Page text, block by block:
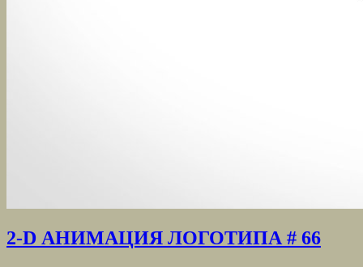
2-D АНИМАЦИЯ ЛОГОТИПА # 66